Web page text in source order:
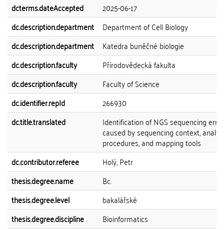
dcterms.dateAccepted
2025-06-17
dc.description.department
Department of Cell Biology
dc.description.department
Katedra buněčné biologie
dc.description.faculty
Přírodovědecká fakulta
dc.description.faculty
Faculty of Science
dc.identifier.repId
266930
dc.title.translated
Identification of NGS sequencing
caused by sequencing context,
procedures, and mapping tools
dc.contributor.referee
Holý, Petr
thesis.degree.name
Bc.
thesis.degree.level
bakalářské
thesis.degree.discipline
Bioinformatics